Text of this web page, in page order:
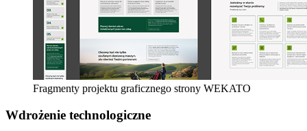
Fragmenty projektu graficznego strony WEKATO
Wdrożenie technologiczne